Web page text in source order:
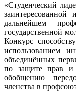
«Студенческий
дальнейшем
государственной
Конкурс
использованием
объединённых
по защите прав и
обобщению
членства в